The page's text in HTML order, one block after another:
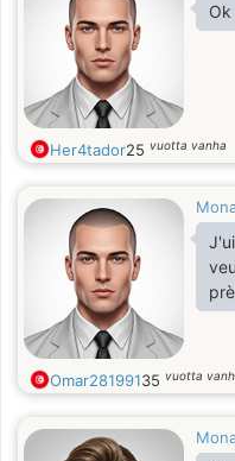
Ok
Her4tador25 vuotta vanha
Omar28199135 vuotta